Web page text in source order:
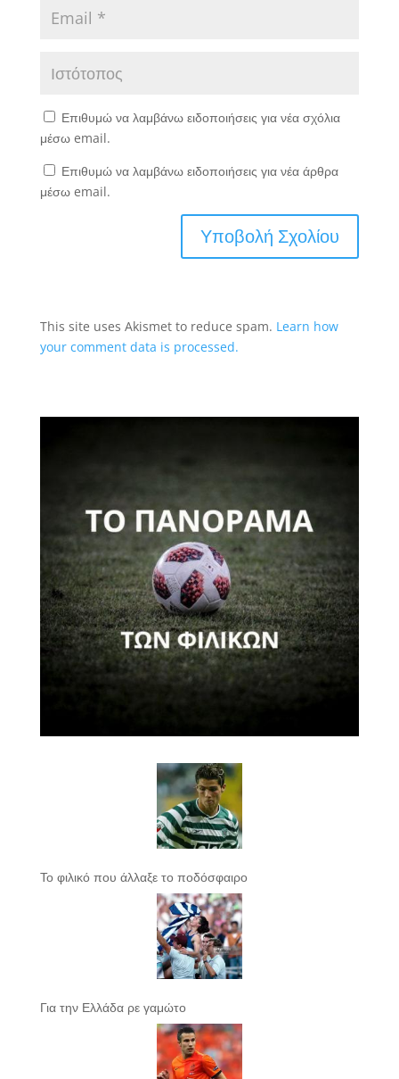
Επιθυμώ να λαμβάνω ειδοποιήσεις για νέα σχόλια
μέσω email.
Επιθυμώ να λαμβάνω ειδοποιήσεις για νέα άρθρα
μέσω email.
This site uses Akismet to reduce spam. Learn how
your comment data is processed.
Το φιλικό που άλλαξε το ποδόσφαιρο
Για την Ελλάδα ρε γαμώτο